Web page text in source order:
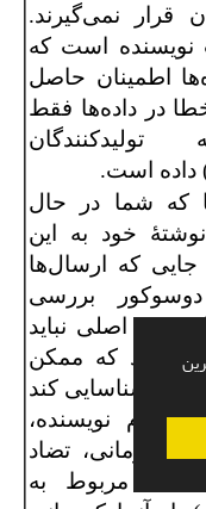
قرار نمی‌گیرند.
نویسنده است که
اطمینان حاصل
در داده‌ها فقط
داده است.
که شما در حال
خود به این
جایی که ارسال‌ها
بررسی
متنی اصلی نباید
باشد که ممکن
را شناسایی کند
نام نویسنده،
سازمانی، تضاد
مربوط به